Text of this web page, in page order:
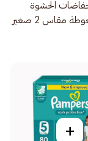
الحشوة
الماسية المضغوطة مقاس 2 صغير
+